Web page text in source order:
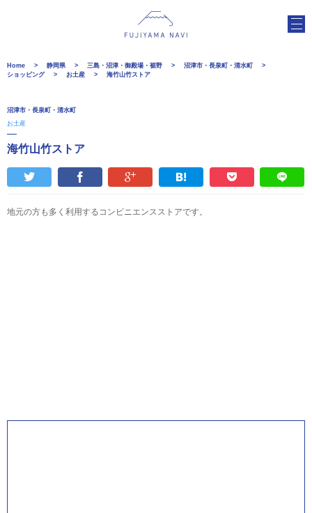
Home 静岡県 三島・沼津・御殿場・裾野
沼津市・長泉町・清水町
ショッピング
お土産 海竹山竹ストア
沼津市・長泉町・清水町
お土産
海竹山竹ストア
地元の方も多く利用するコンビニエンスストアです。